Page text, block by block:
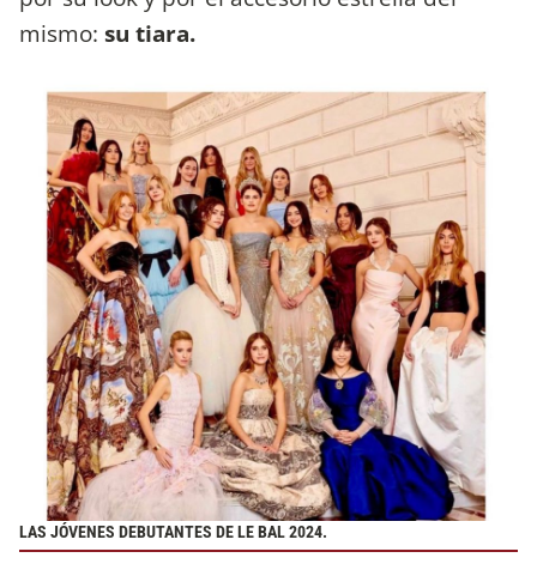
mismo: su tiara.
LAS JÓVENES DEBUTANTES DE LE BAL 2024.